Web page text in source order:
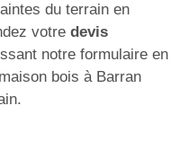
du terrain en
votre devis
notre formulaire en
bois à Barran